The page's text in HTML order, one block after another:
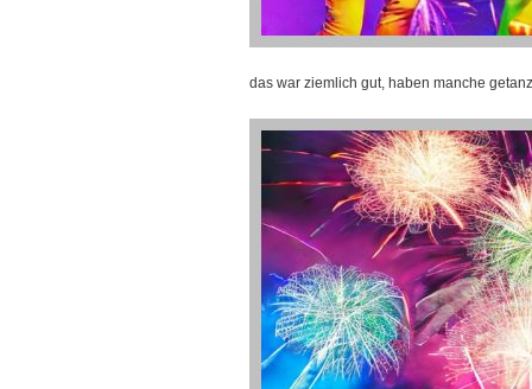
das war ziemlich gut, haben manche